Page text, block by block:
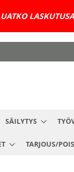
SÄILYTYS
TARJOUS/